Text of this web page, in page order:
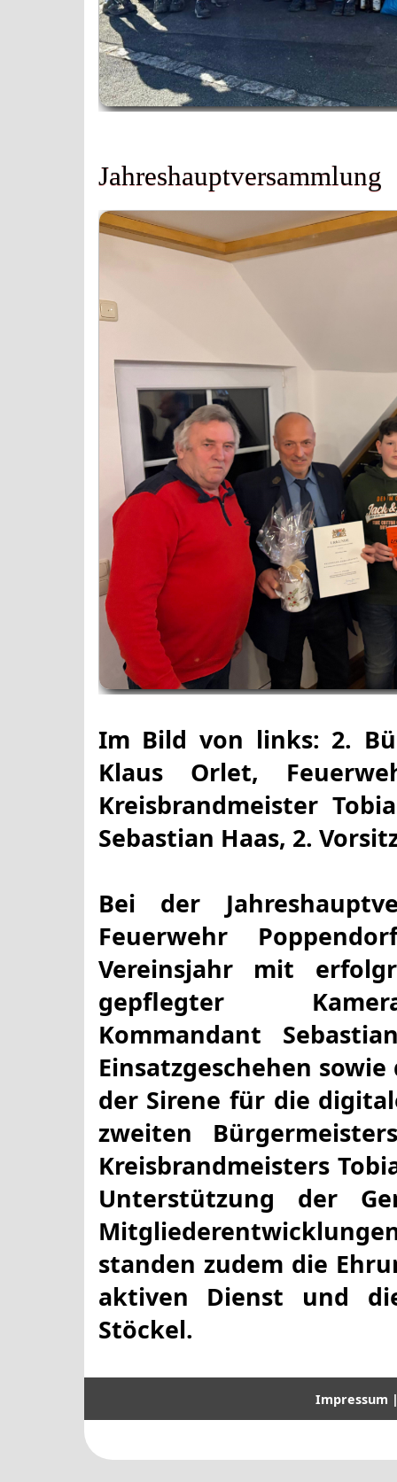
Jahreshauptversammlung
Im Bild von links: 2.
Klaus Orlet,
Kreisbrandmeister
Sebastian Haas, 2.
Bei der
Feuerwehr
Vereinsjahr mit
gepflegter
Kommandant
Einsatzgeschehen
der Sirene für die
zweiten
Kreisbrandmeisters
Unterstützung der
standen zudem die
aktiven Dienst und
Stöckel.
Impressum